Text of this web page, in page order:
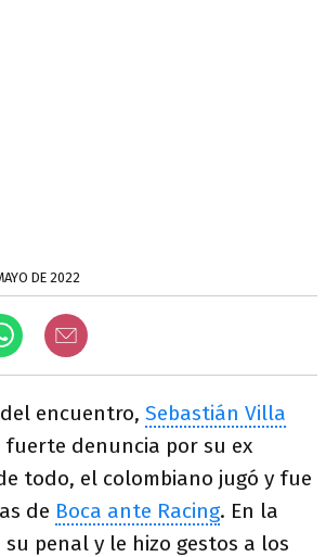
DE 2022
encuentro, Sebastián Villa
fuerte denuncia por su ex
todo, el colombiano jugó y fue
de Boca ante Racing. En la
penal y le hizo gestos a los